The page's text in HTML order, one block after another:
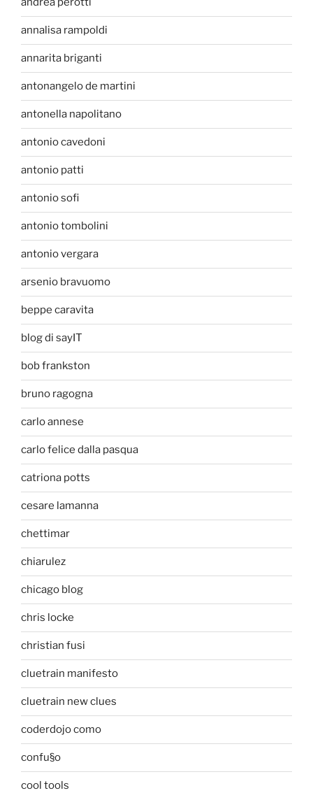
annalisa rampoldi
annarita briganti
antonangelo de martini
antonella napolitano
antonio cavedoni
antonio patti
antonio sofi
antonio tombolini
antonio vergara
arsenio bravuomo
beppe caravita
blog di sayIT
bob frankston
bruno ragogna
carlo annese
carlo felice dalla pasqua
catriona potts
cesare lamanna
chettimar
chiarulez
chicago blog
chris locke
christian fusi
cluetrain manifesto
cluetrain new clues
coderdojo como
confu§o
cool tools